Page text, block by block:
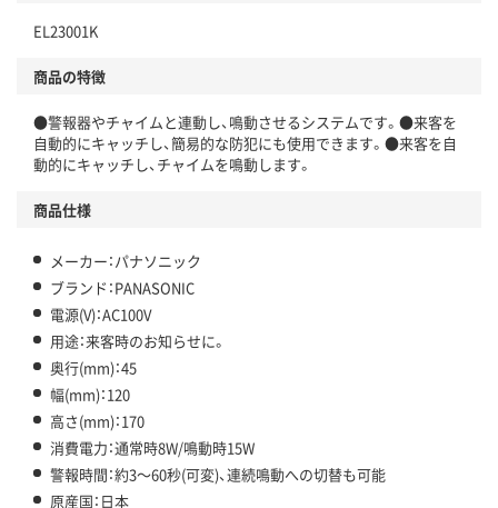
EL23001K
商品の特徴
●警報器やチャイムと連動し、鳴動させるシステムです。●来客を
自動的にキャッチし、簡易的な防犯にも使用できます。●来客を自
動的にキャッチし、チャイムを鳴動します。
商品仕様
メーカー：パナソニック
ブランド：PANASONIC
電源(V)：AC100V
用途：来客時のお知らせに。
奥行(mm)：45
幅(mm)：120
高さ(mm)：170
消費電力：通常時8W/鳴動時15W
警報時間：約3～60秒(可変)、連続鳴動への切替も可能
原産国：日本